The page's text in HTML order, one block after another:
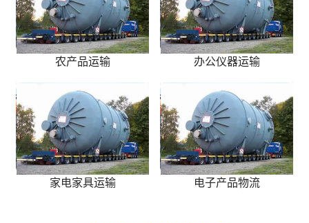
农产品运输 办公仪器运输
家电家具运输 电子产品物流